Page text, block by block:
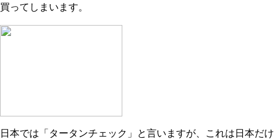
買ってしまいます。
日本では「タータンチェック」と言いますが、これは日本だけ